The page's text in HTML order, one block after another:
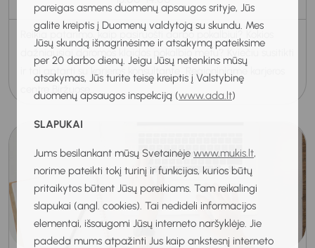
pareigas asmens duomenų apsaugos srityje, Jūs
galite kreiptis į Duomenų valdytoją su skundu. Mes
Jūsų skundą išnagrinėsime ir atsakymą pateiksime
per 20 darbo dienų. Jeigu Jūsų netenkins mūsų
atsakymas, Jūs turite teisę kreiptis į Valstybinę
duomenų apsaugos inspekciją (www.ada.lt)
SLAPUKAI
Jums besilankant mūsų Svetainėje www.mukis.lt,
norime pateikti tokį turinį ir funkcijas, kurios būtų
pritaikytos būtent Jūsų poreikiams. Tam reikalingi
slapukai (angl. cookies). Tai nedideli informacijos
elementai, išsaugomi Jūsų interneto naršyklėje. Jie
padeda mums atpažinti Jus kaip ankstesnį interneto
Reikia patarimo, kaip pasiruošti darbo pokalbiui? Kokios
dažniausiai daromos klaidos pokalbio metu? Kviečiu susitikti
ir tai aptarti su karjeros konsultante Regioniniame karjeros
centre Biržuose...